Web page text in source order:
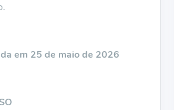
em 25 de maio de 2026